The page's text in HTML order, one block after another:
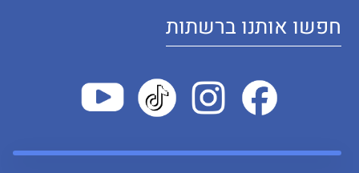
חפשו אותנו ברשתות